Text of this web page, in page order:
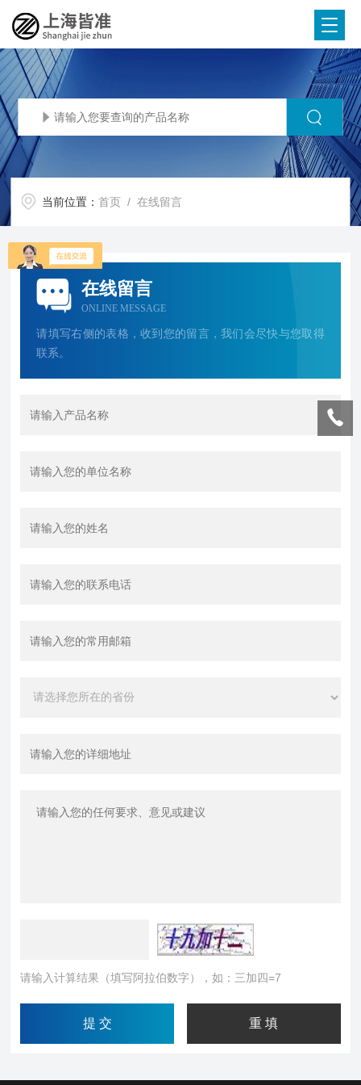
当前位置：首页 / 在线留言
在线留言
ONLINE MESSAGE
请填写右侧的表格，收到您的留言，我们会尽快与您取得
联系。
请输入计算结果（填写阿拉伯数字），如：三加四=7